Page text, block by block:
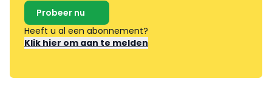
Probeer nu
Heeft u al een abonnement?
Klik hier om aan te melden